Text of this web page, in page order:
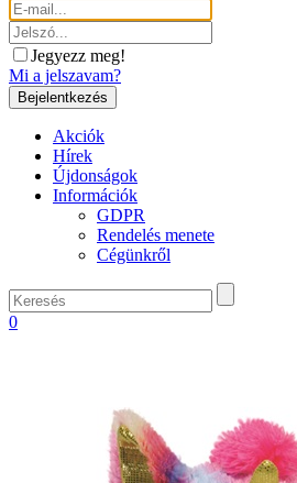
Jegyezz meg!
Mi a jelszavam?
Akciók
Hírek
Újdonságok
Információk
GDPR
Rendelés menete
Cégünkről
0